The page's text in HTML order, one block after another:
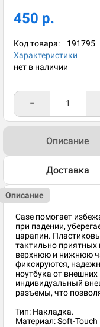
450 р.
Код товара: 191795
Характеристики
нет в наличии
-
Описание
Доставка
Описание
Case помогает
при падении,
царапин.
тактильно приятных
верхнюю и нижнюю
фиксируются,
ноутбука от
индивидуальный
разъемы, что
Тип: Накладка.
Материал: Soft-Touch